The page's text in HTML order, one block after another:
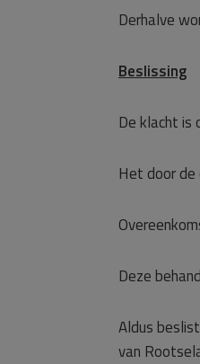
Derhalve
Beslissing
De klacht is
Het door
Deze
Aldus
van